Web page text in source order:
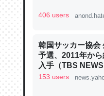
論文では「淡水は
は」とあって面白
─ニュース :: 【研究
406 users
韓国サッカー協会
予選、2011年か
入手（TBS
ュース
153 users